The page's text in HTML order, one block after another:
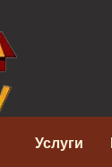
Услуги